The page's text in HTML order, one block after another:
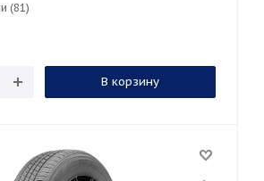
(81)
В корзину